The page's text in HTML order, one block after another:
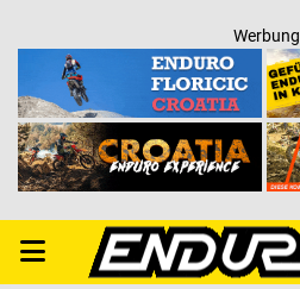
Werbung
PRIMARY